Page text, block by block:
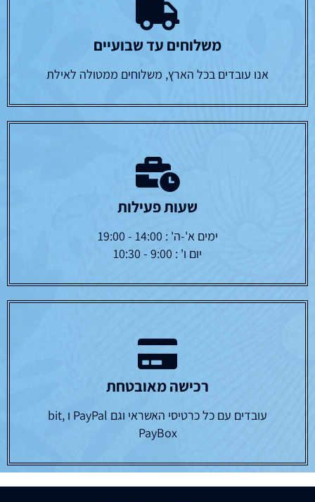
משלוחים עד שבועיים
אנו עובדים בכל הארץ, משלוחים ממטולה לאילת
שעות פעילות
ימים א'-ה' : 14:00 - 19:00
יום ו' : 9:00 - 10:30
רכישה מאובטחת
עובדים עם כל כרטיסי האשראי וגם PayPal ו bit,
PayBox